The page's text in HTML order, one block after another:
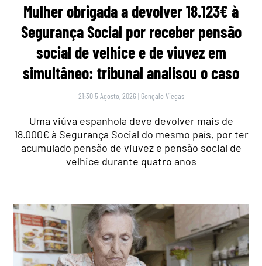
Mulher obrigada a devolver 18.123€ à
Segurança Social por receber pensão
social de velhice e de viuvez em
simultâneo: tribunal analisou o caso
21:30 5 Agosto, 2026 | Gonçalo Viegas
Uma viúva espanhola deve devolver mais de
18.000€ à Segurança Social do mesmo país, por ter
acumulado pensão de viuvez e pensão social de
velhice durante quatro anos